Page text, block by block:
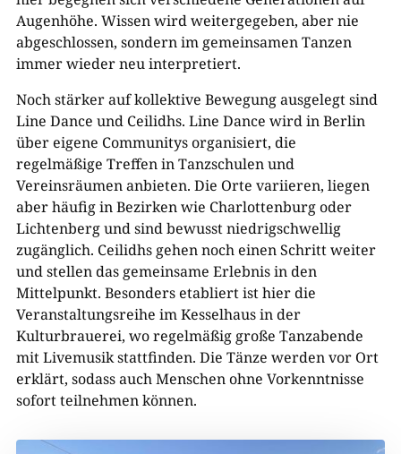
Augenhöhe. Wissen wird weitergegeben, aber nie
abgeschlossen, sondern im gemeinsamen Tanzen
immer wieder neu interpretiert.
Noch stärker auf kollektive Bewegung ausgelegt sind
Line Dance und Ceilidhs. Line Dance wird in Berlin
über eigene Communitys organisiert, die
regelmäßige Treffen in Tanzschulen und
Vereinsräumen anbieten. Die Orte variieren, liegen
aber häufig in Bezirken wie Charlottenburg oder
Lichtenberg und sind bewusst niedrigschwellig
zugänglich. Ceilidhs gehen noch einen Schritt weiter
und stellen das gemeinsame Erlebnis in den
Mittelpunkt. Besonders etabliert ist hier die
Veranstaltungsreihe im Kesselhaus in der
Kulturbrauerei, wo regelmäßig große Tanzabende
mit Livemusik stattfinden. Die Tänze werden vor Ort
erklärt, sodass auch Menschen ohne Vorkenntnisse
sofort teilnehmen können.